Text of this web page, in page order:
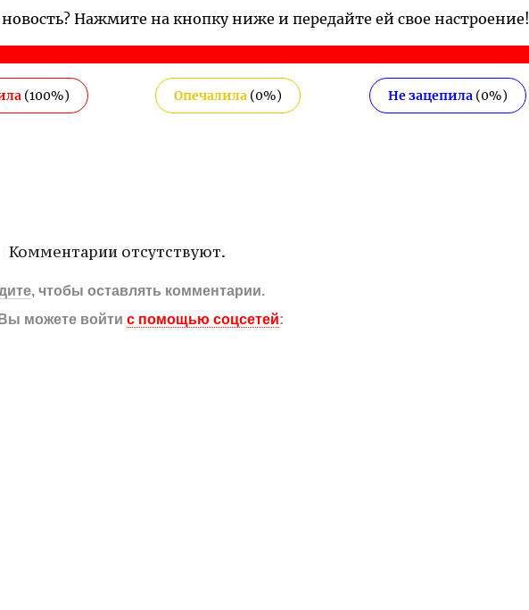
новость? Нажмите на кнопку ниже и передайте ей свое настроение!
(100%) Опечалила(0%) Не зацепила (0%)
Комментарии отсутствуют.
, чтобы оставлять комментарии.
можете войти с помощью соцсетей: